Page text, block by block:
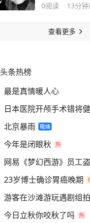
0阅读 13分
查看更多
头条热榜
最是真情暖人心
日本医院开颅手术错将
北京暴雨
今年是闭眼秋
网易《梦幻西游》员工
23岁博士确诊胃癌晚期
今日立秋你咬秋了吗